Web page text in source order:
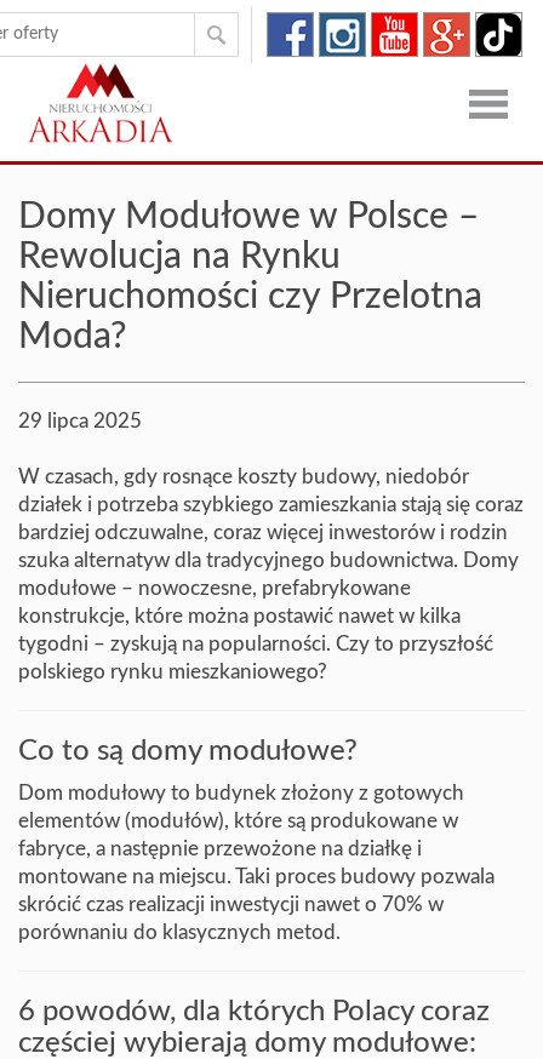
Strona
główna
Dron
RODO
Domy Modułowe w Polsce –
Rewolucja na Rynku
Nieruchomości czy Przelotna
Moda?
29 lipca 2025
W czasach, gdy rosnące koszty budowy, niedobór
działek i potrzeba szybkiego zamieszkania stają się coraz
bardziej odczuwalne, coraz więcej inwestorów i rodzin
szuka alternatyw dla tradycyjnego budownictwa. Domy
modułowe – nowoczesne, prefabrykowane
konstrukcje, które można postawić nawet w kilka
tygodni – zyskują na popularności. Czy to przyszłość
polskiego rynku mieszkaniowego?
Co to są domy modułowe?
Dom modułowy to budynek złożony z gotowych
elementów (modułów), które są produkowane w
fabryce, a następnie przewożone na działkę i
montowane na miejscu. Taki proces budowy pozwala
skrócić czas realizacji inwestycji nawet o 70% w
porównaniu do klasycznych metod.
6 powodów, dla których Polacy coraz
częściej wybierają domy modułowe: